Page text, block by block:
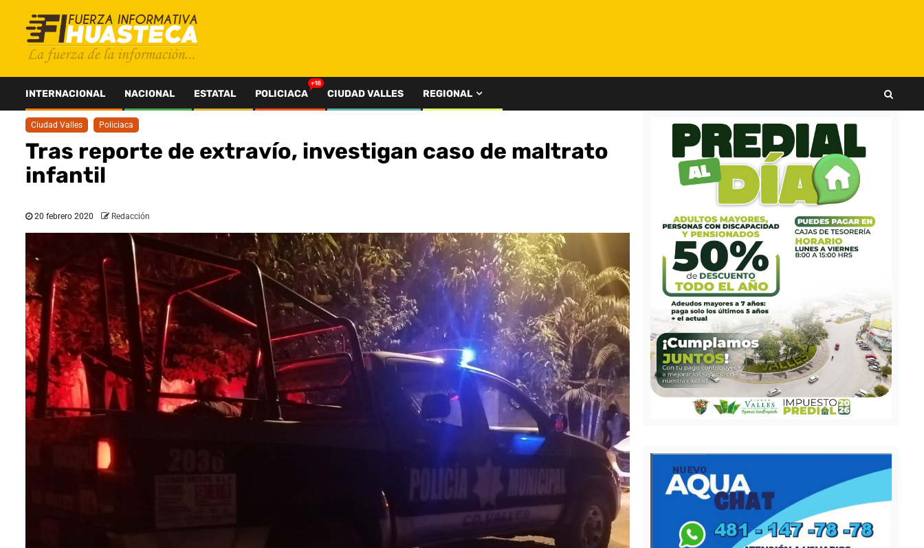
contenido
INTERNACIONAL NACIONAL ESTATAL POLICIACA
+18
CIUDAD VALLES REGIONAL
Ciudad Valles Policiaca
Tras reporte de extravío, investigan caso de maltrato
infantil
20 febrero 2020 Redacción